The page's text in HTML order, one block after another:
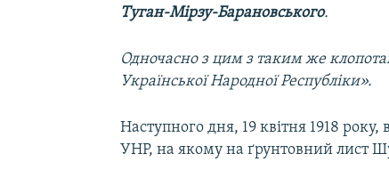
Туган-Мірзу-Барановського.
Одночасно з цим з таким же
Української Народної Республіки».
Наступного дня, 19 квітня 1918 року,
УНР, на якому на ґрунтовний лист